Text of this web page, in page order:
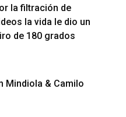
la filtración de
la vida le dio un
de 180 grados
Mindiola & Camilo